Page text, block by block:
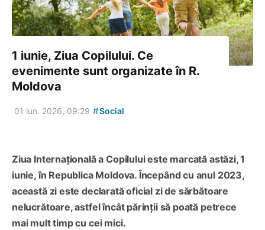
1 iunie, Ziua Copilului. Ce
evenimente sunt organizate în R.
Moldova
01 iun. 2026, 09:29 #Social
Ziua Internațională a Copilului este marcată astăzi, 1
iunie, în Republica Moldova. Începând cu anul 2023,
această zi este declarată oficial zi de sărbătoare
nelucrătoare, astfel încât părinții să poată petrece
mai mult timp cu cei mici.